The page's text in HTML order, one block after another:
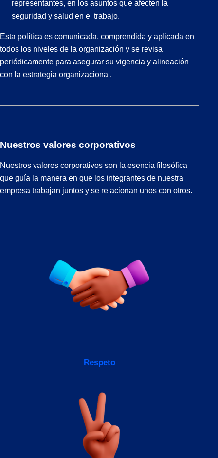
representantes, en los asuntos que afecten la
seguridad y salud en el trabajo.
Esta política es comunicada, comprendida y aplicada en
todos los niveles de la organización y se revisa
periódicamente para asegurar su vigencia y alineación
con la estrategia organizacional.
Nuestros valores corporativos
Nuestros valores corporativos son la esencia filosófica
que guía la manera en que los integrantes de nuestra
empresa trabajan juntos y se relacionan unos con otros.​
Respeto